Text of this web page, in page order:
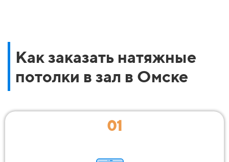
Как заказать натяжные
потолки в зал в Омске
01